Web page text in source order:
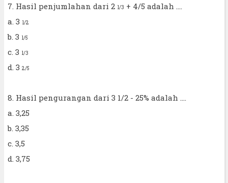
7. Hasil penjumlahan dari 2 1/3 + 4/5 adalah ....
a. 3 1/2
b. 3 1/5
c. 3 1/3
d. 3 2/5
8. Hasil pengurangan dari 3 1/2 - 25% adalah ....
a. 3,25
b. 3,35
c. 3,5
d. 3,75